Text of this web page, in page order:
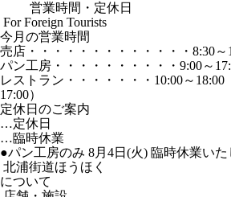
営業時間・定休日
For Foreign Tourists
今月の営業時間
売店 ・・・・・・・・・・・・・ 8:30～
パン工房 ・・・・・・・・・・ 9:00～
レストラン ・・・・・・・ 10:00～18:00
17:00）
定休日のご案内
…定休日
…臨時休業
●パン工房のみ 8月4日(火) 臨時休業いた
北浦街道ほうほく
について